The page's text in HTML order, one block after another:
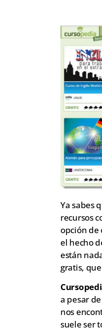
Ya sabes
recursos
opción de
el hecho
están
gratis,
a pesar
nos
suele ser